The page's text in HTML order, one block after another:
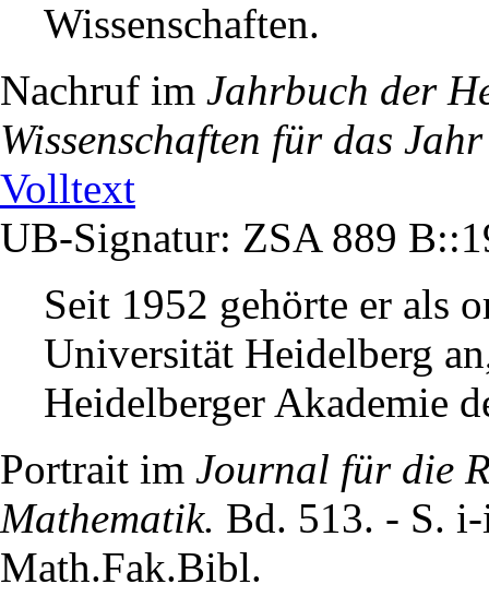
Wissenschaften.
Nachruf im Jahrbuch der
Wissenschaften für das
Volltext
UB-Signatur: ZSA 889
Seit 1952 gehörte er als
Universität Heidelberg
Heidelberger Akademie
Portrait im Journal für die
Mathematik. Bd. 513. - S.
Math.Fak.Bibl.